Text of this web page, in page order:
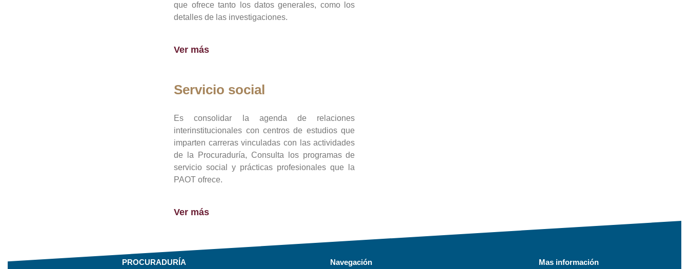
que ofrece tanto los datos generales, como los
detalles de las investigaciones.
Ver más
Servicio social
Es consolidar la agenda de relaciones
interinstitucionales con centros de estudios que
imparten carreras vinculadas con las actividades
de la Procuraduría, Consulta los programas de
servicio social y prácticas profesionales que la
PAOT ofrece.
Ver más
PROCURADURÍA Navegación Mas información